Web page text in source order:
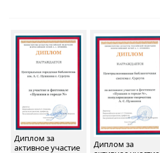
Диплом за
активное участие
Диплом за